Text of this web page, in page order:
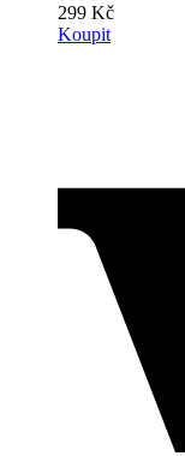
299 Kč
Koupit